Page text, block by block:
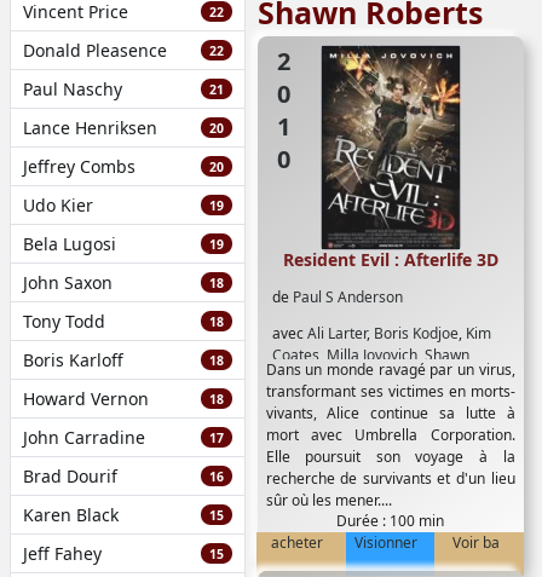
Vincent Price 22
Donald Pleasence 22
Paul Naschy 21
Lance Henriksen 20
Jeffrey Combs 20
Udo Kier 19
Bela Lugosi 19
John Saxon 18
Tony Todd 18
Boris Karloff 18
Howard Vernon 18
John Carradine 17
Brad Dourif 16
Karen Black 15
Jeff Fahey 15
Shawn Roberts
2010
de Paul S Anderson
avecAli Larter, Boris Kodjoe, Kim
Coates Milla Jovovich, Shawn
Roberts ,Wentworth Miller
Resident Evil : Afterlife 3D
Dans un monde ravagé par un virus,
transformant ses victimes en morts-
vivants, Alice continue sa lutte à
mort avec Umbrella Corporation.
Elle poursuit son voyage à la
recherche de survivants et d'un lieu
sûr où les mener....
Durée : 100 min
acheter
Visionner Voir ba